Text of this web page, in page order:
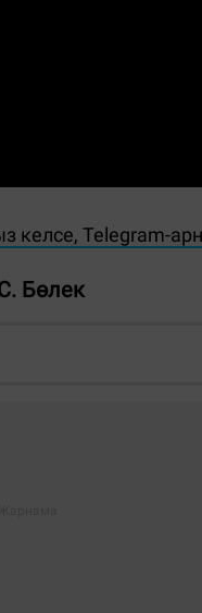
келсе, Telegram-
Бөлек